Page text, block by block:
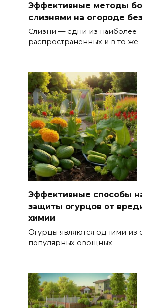
Эффективные методы
слизнями на огороде
Слизни — одни из наиболее
распространённых и в то же
Эффективные способы
защиты огурцов от
химии
Огурцы являются одними из
популярных овощных